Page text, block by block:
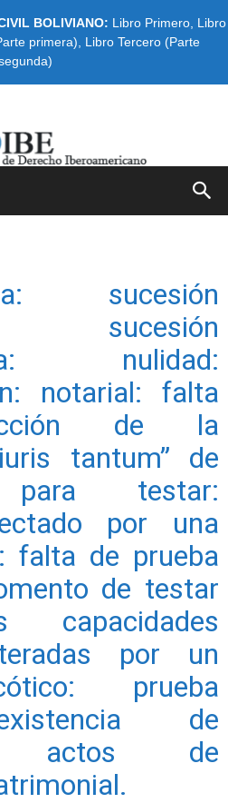
BOLIVIANO: Libro Primero Libro
primera)
Libro Tercero (Parte
sucesión
sucesión
nulidad:
notarial: falta
de la
tantum” de
para testar:
por una
falta de prueba
de testar
capacidades
por un
prueba
de
actos de